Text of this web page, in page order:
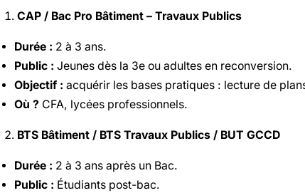
CAP / Bac Pro Bâtiment – Travaux Publics
Durée : 2 à 3 ans.
Public : Jeunes dès la 3e ou adultes en reconversion.
Objectif : acquérir les bases pratiques : lecture de
Où ? CFA, lycées professionnels.
BTS Bâtiment / BTS Travaux Publics / BUT GCCD
Durée : 2 à 3 ans après un Bac.
Public : Étudiants post-bac.